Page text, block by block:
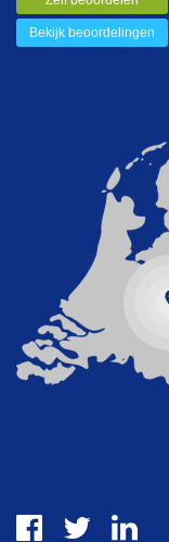
Bekijk beoordelingen